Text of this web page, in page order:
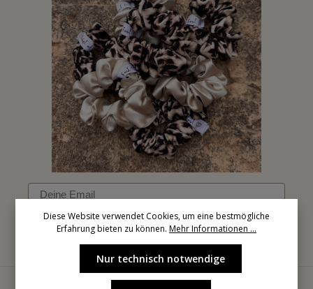
Email
Diese Website verwendet Cookies, um eine bestmögliche
Erfahrung bieten zu können. Mehr Informationen ...
Nur technisch notwendige